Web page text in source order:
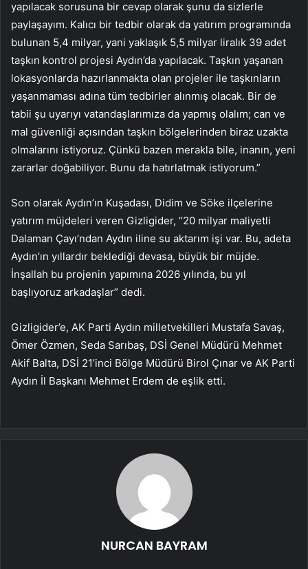
yapılacak sorusuna bir cevap olarak şunu da sizlerle
paylaşayım. Kalıcı bir tedbir olarak da yatırım programında
bulunan 5,4 milyar, yani yaklaşık 5,5 milyar liralık 39 adet
taşkın kontrol projesi Aydın’da yapılacak. Taşkın yaşanan
lokasyonlarda hazırlanmakta olan projeler ile taşkınların
yaşanmaması adına tüm tedbirler alınmış olacak. Bir de
tabii şu uyarıyı vatandaşlarımıza da yapmış olalım; can ve
mal güvenliği açısından taşkın bölgelerinden biraz uzakta
olmalarını istiyoruz. Çünkü bazen merakla bile, inanın, yeni
zararlar doğabiliyor. Bunu da hatırlatmak istiyorum.”
Son olarak Aydın’ın Kuşadası, Didim ve Söke ilçelerine
yatırım müjdeleri veren Gizligider, “20 milyar maliyetli
Dalaman Çayı’ndan Aydın iline su aktarım işi var. Bu, adeta
Aydın’ın yıllardır beklediği devasa, büyük bir müjde.
İnşallah bu projenin yapımına 2026 yılında, bu yıl
başlıyoruz arkadaşlar” dedi.
Gizligider’e, AK Parti Aydın milletvekilleri Mustafa Savaş,
Ömer Özmen, Seda Sarıbaş, DSİ Genel Müdürü Mehmet
Akif Balta, DSİ 21’inci Bölge Müdürü Birol Çınar ve AK Parti
Aydın İl Başkanı Mehmet Erdem de eşlik etti.
NURCAN BAYRAM